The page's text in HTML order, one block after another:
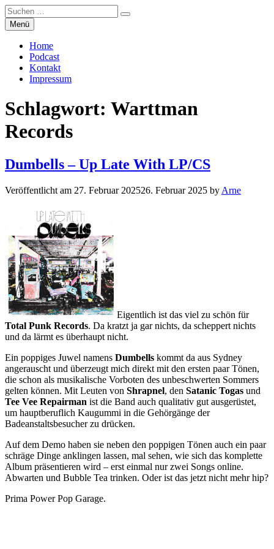
Suchen
nach:
Suchen
Zum
Inhalt
springen
Manierenversagen
Menü
Home
Podcast
Kontakt
Impressum
Schlagwort: Warttman
Records
Dumbells – Up Late With LP/CS
Veröffentlicht am 27. Februar 202526. Februar 2025 by Arne
Eigentlich ist das viel zu schön für
Total Punk Records. Da kratzt ja gar nichts, da scheppert nichts
und da lärmt es überhaupt nicht.
Ein poppiges Juwel namens Dumbells kommt da aus Sydney
angerauscht und überzeugt mich direkt mit den ersten paar Tönen,
die schon als musikalische Vorboten des unbeschwerten Sommers
gelten können. Mit Leuten von Shrapnel, den Satanic Togas und
Tee Vee Repairman ist die Band auch qualitativ gut ausgerüstet,
um hauptberuflich Kaugummi in die Gehörgänge der
Badeanstaltsbesucher zu drücken.
Auf dem Demo haben sie neben den poppigen Tönen auch ein paar
schräge Dinge anklingen lassen, mal sehen, wie sich das komplette
Album präsentieren wird – erst einmal nur zwei Songs online.
Abwarten und Bubble Tea trinken. Oder ist das jetzt nicht mehr hip?
Prima Power Pop Garage.